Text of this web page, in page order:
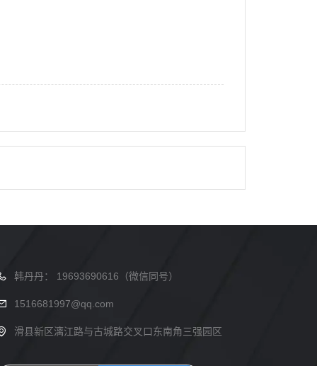
韩丹丹： 19693690616（微信同号）
1516681997@qq.com
滑县新区漓江路与古城路交叉口东南角三强园区